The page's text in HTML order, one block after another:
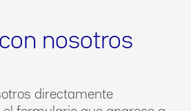
nosotros
directamente